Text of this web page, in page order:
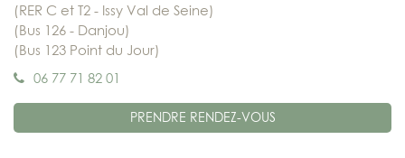
(RER C et T2 - Issy Val de Seine)
(Bus 126 - Danjou)
(Bus 123 Point du Jour)
06 77 71 82 01
PRENDRE RENDEZ-VOUS